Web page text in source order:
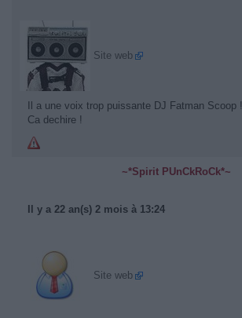
Site web
Il a une voix trop puissante DJ Fatman Scoop !
Ca dechire !
~*Spirit PUnCkRoCk*~
Il y a 22 an(s) 2 mois à 13:24
Site web